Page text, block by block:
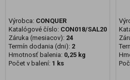
Výrobca: CONQUER
Katalógové číslo: CON018/SAL20
Záruka (mesiacov): 24
Termín dodania (dni): 2
Hmotnosť balenia: 0,25 kg
Počet v balení: 1 ks